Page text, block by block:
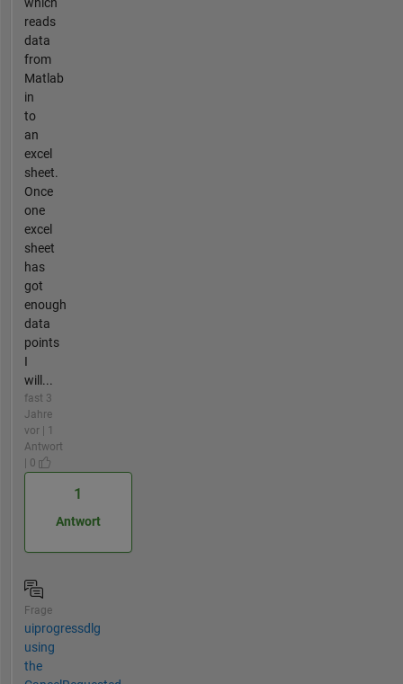
reads
data
from
Matlab
in
to
an
excel
sheet.
Once
one
excel
sheet
has
got
enough
data
points
I
will...
fast 3
Jahre
vor | 1
Antwort
| 0
1
Antwort
Frage
uiprogressdlg
using
the